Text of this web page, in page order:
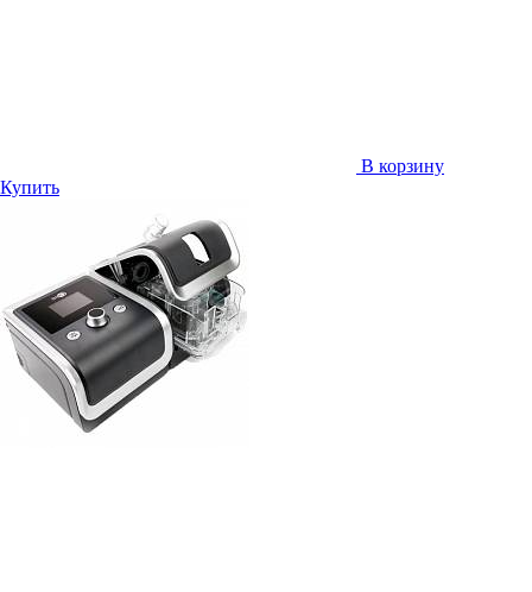
В корзину
Купить